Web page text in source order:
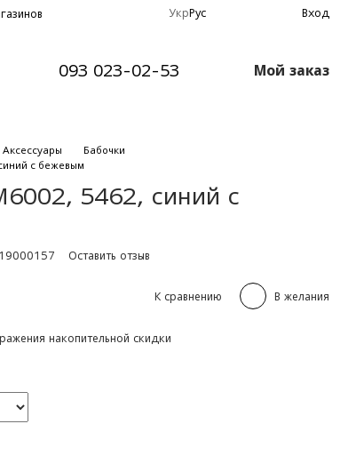
УкрРус Вход
093 023-02-53 Мой заказ
Аксессуары
Бабочки
с бежевым
5462, синий с
Оставить отзыв
К сравнению В желания
накопительной скидки